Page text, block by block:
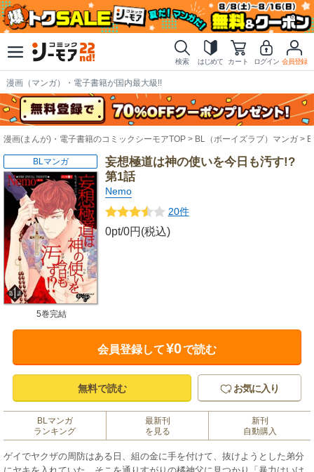
検索 はじめて カート ログイン 会員登録
漫画（マンガ）・電子書籍が国内最大級!!
漫画(まんが)・電子書籍のコミックシーモアTOP BL（ボーイズラブ）マンガ
妄想極道は神の使いを今日も汚す!?
第1話
Nemo
20件
0pt/0円(税込)
BLマンガ
5巻完結
会員登録して¥0で読む
無料で読む お気に入り
BLマンガ
ランキング
最新刊
を見る
新刊
自動購入
ゲイでヤクザの周防はある日、組の金に手を付けて、抜けようとした弟分